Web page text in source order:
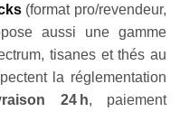
(format pro/revendeur,
aussi une gamme
tisanes et thés au
la réglementation
24 h, paiement